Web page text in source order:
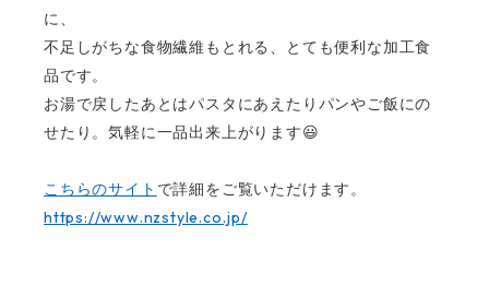
に、
不足しがちな食物繊維もとれる、とても便利な加工食
品です。
お湯で戻したあとはパスタにあえたりパンやご飯にの
せたり。気軽に一品出来上がります😃
こちらのサイト で詳細をご覧いただけます。
https://www.nzstyle.co.jp/